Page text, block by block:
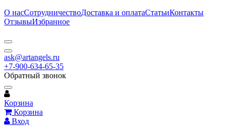
О насСотрудничествоДоставка и оплатаСтатьиКонтакты
ОтзывыИзбранное
ask@artangels.ru
+7-900-634-65-35
Обратный звонок
Корзина
Корзина
Вход